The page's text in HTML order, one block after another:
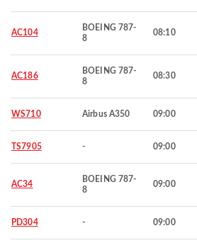
AC104
BOEING 787-
8
08:10
AC186
BOEING 787-
8
08:30
WS710 Airbus A350 09:00
TS7905 - 09:00
AC34
BOEING 787-
8
09:00
PD304 - 09:00